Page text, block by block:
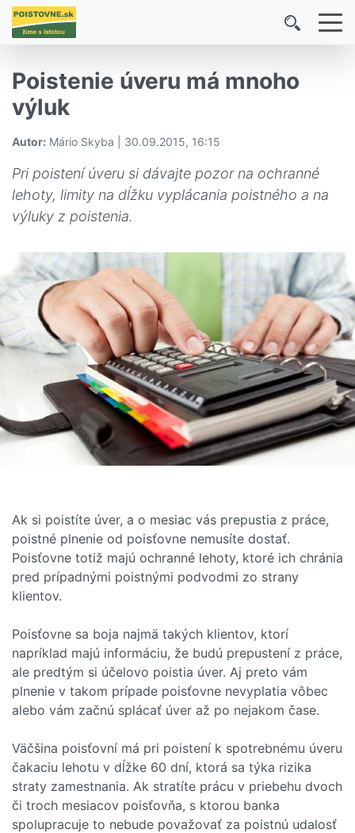
Poistenie úveru má mnoho
výluk
Autor: Mário Skyba | 30.09.2015, 16:15
Pri poistení úveru si dávajte pozor na ochranné
lehoty, limity na dĺžku vyplácania poistného a na
výluky z poistenia.
Ak si poistíte úver, a o mesiac vás prepustia z práce,
poistné plnenie od poisťovne nemusíte dostať.
Poisťovne totiž majú ochranné lehoty, ktoré ich chránia
pred prípadnými poistnými podvodmi zo strany
klientov.
Poisťovne sa boja najmä takých klientov, ktorí
napríklad majú informáciu, že budú prepustení z práce,
ale predtým si účelovo poistia úver. Aj preto vám
plnenie v takom prípade poisťovne nevyplatia vôbec
alebo vám začnú splácať úver až po nejakom čase.
Väčšina poisťovní má pri poistení k spotrebnému úveru
čakaciu lehotu v dĺžke 60 dní, ktorá sa týka rizika
straty zamestnania. Ak stratíte prácu v priebehu dvoch
či troch mesiacov poisťovňa, s ktorou banka
spolupracuje to nebude považovať za poistnú udalosť